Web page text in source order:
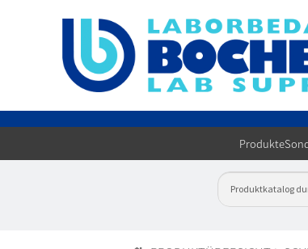
Produkte